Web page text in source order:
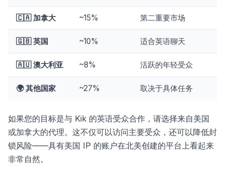
🇨🇦 加拿大 ~15% 第二重要市场
🇬🇧 英国 ~10% 适合英语聊天
🇦🇺 澳大利亚 ~8% 活跃的年轻受众
🌍 其他国家 ~27% 取决于具体任务
如果您的目标是与 Kik 的英语受众合作，请选择来自美国
或加拿大的代理。这不仅可以访问主要受众，还可以降低封
锁风险——具有美国 IP 的账户在北美创建的平台上看起来
非常自然。